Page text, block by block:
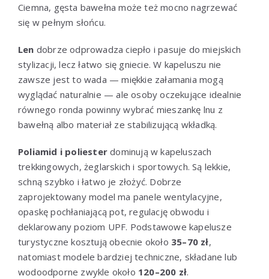
Ciemna, gęsta bawełna może też mocno nagrzewać
się w pełnym słońcu.
Len dobrze odprowadza ciepło i pasuje do miejskich
stylizacji, lecz łatwo się gniecie. W kapeluszu nie
zawsze jest to wada — miękkie załamania mogą
wyglądać naturalnie — ale osoby oczekujące idealnie
równego ronda powinny wybrać mieszankę lnu z
bawełną albo materiał ze stabilizującą wkładką.
Poliamid i poliester dominują w kapeluszach
trekkingowych, żeglarskich i sportowych. Są lekkie,
schną szybko i łatwo je złożyć. Dobrze
zaprojektowany model ma panele wentylacyjne,
opaskę pochłaniającą pot, regulację obwodu i
deklarowany poziom UPF. Podstawowe kapelusze
turystyczne kosztują obecnie około 35–70 zł,
natomiast modele bardziej techniczne, składane lub
wodoodporne zwykle około 120–200 zł.